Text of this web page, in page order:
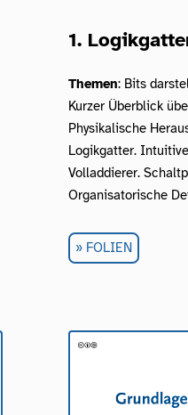
1.
Themen: Bits
Kurzer Überblick
Physikalische
Logikgatter.
Volladdierer.
Organisatorische
FOLIEN